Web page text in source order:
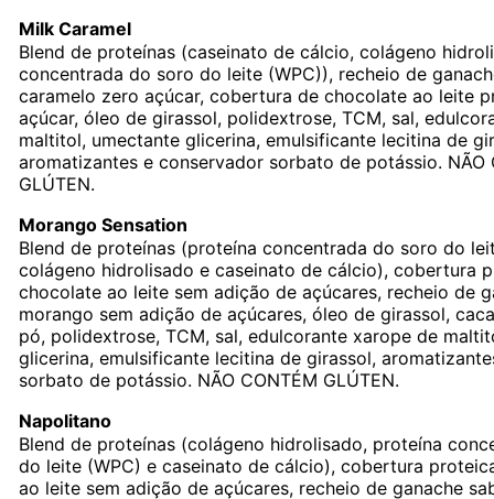
Milk Caramel
Blend de proteínas (caseinato de cálcio, colágeno
concentrada do soro do leite (WPC)), recheio de
caramelo zero açúcar, cobertura de chocolate ao leite
açúcar, óleo de girassol, polidextrose, TCM, sal,
maltitol, umectante glicerina, emulsificante lecitina de
aromatizantes e conservador sorbato de potássio. NÃO
GLÚTEN.
Morango Sensation
Blend de proteínas (proteína concentrada do soro do
colágeno hidrolisado e caseinato de cálcio), cobertura
chocolate ao leite sem adição de açúcares, recheio de
morango sem adição de açúcares, óleo de girassol,
pó, polidextrose, TCM, sal, edulcorante xarope de
glicerina, emulsificante lecitina de girassol,
sorbato de potássio. NÃO CONTÉM GLÚTEN.
Napolitano
Blend de proteínas (colágeno hidrolisado, proteína
do leite (WPC) e caseinato de cálcio), cobertura
ao leite sem adição de açúcares, recheio de ganache